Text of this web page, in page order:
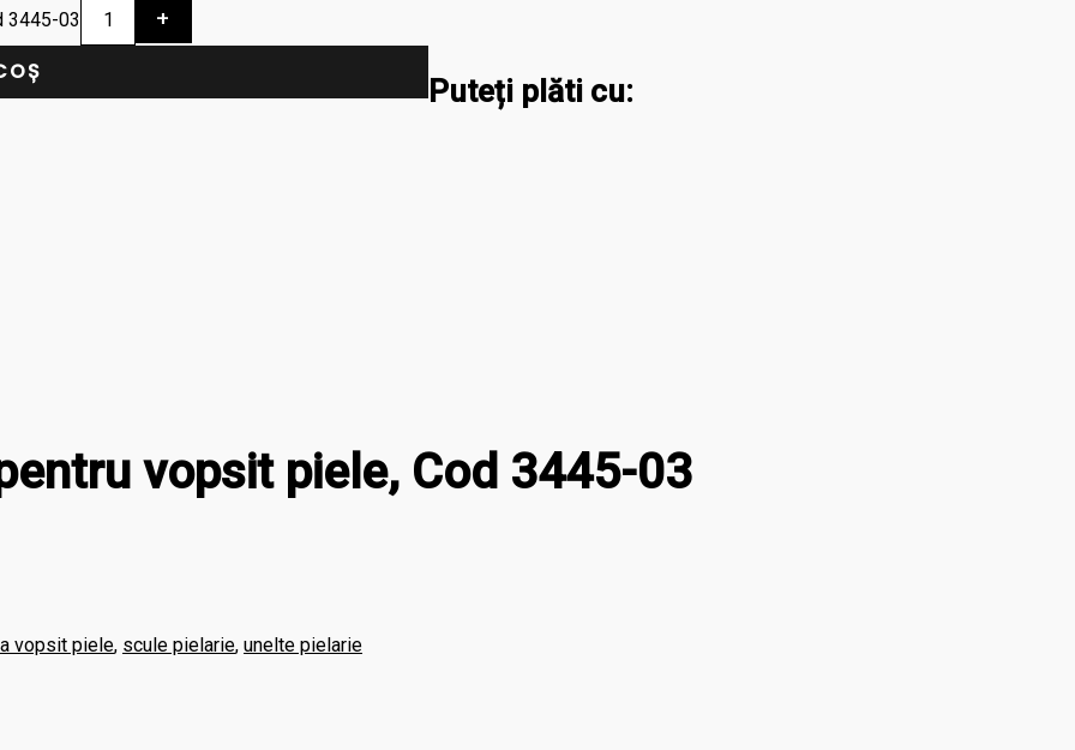
3445-03 +
Puteți plăti cu:
vopsit piele, Cod 3445-03
vopsit piele, scule pielarie, unelte pielarie